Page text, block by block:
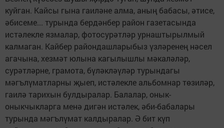
куйган. Кайсы гына гаиләне алма, аның бабасы, әтисе,
әбисеме... турында бердәнбер район газетасында
истәлекле язмалар, фотосурәтләр урнаштырылмый
калмаган. Кайбер райондашларыбыз үзләренең нәсел
агачына, хезмәт юлына кагылышлы мәкаләләр,
сурәтләрне, грамота, бүләкләүләр турындагы
мәгълүматларны җыеп, истәлекле альбомнар төзиләр,
гаилә тарихын булдыралар. Балалар, онык-
оныкчыкларга менә дигән истәлек, әби-бабалары
турында мәгълүмат калдыралар. Ә бит күп